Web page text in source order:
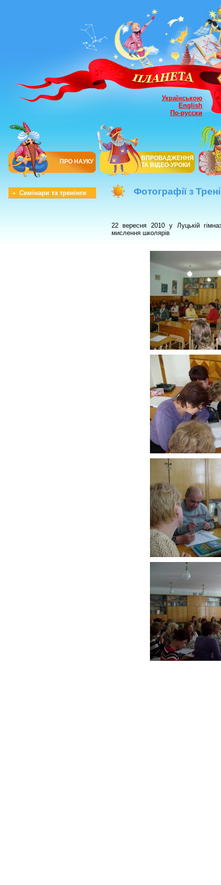
Українською
English
По-русски
ПРО НАУКУ
ВПРОВАДЖЕННЯ
ТА ВІДЕО-УРОКИ
Семінари та тренінги Фотографії з
22 вересня 2010 у Луцькій
мислення школярів